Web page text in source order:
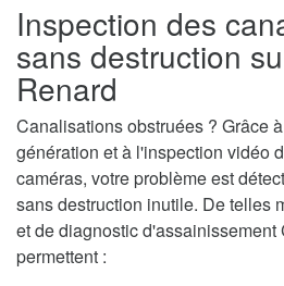
Inspection des
sans destruction
Renard
Canalisations obstruées ? Grâce
génération et à l'inspection vidéo
caméras, votre problème est
sans destruction inutile. De telles
et de diagnostic
permettent :